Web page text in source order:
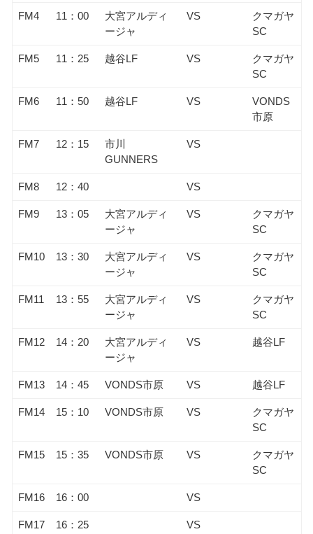
FM4 11：00
大宮アルディ
ージャ
VS
クマガヤ
SC
FM5 11：25 越谷LF VS
クマガヤ
SC
FM6 11：50 越谷LF VS
VONDS
市原
FM7 12：15
市川
GUNNERS
VS
FM8 12：40 VS
FM9 13：05
大宮アルディ
ージャ
VS
クマガヤ
SC
FM10 13：30
大宮アルディ
ージャ
VS
クマガヤ
SC
FM11 13：55
大宮アルディ
ージャ
VS
クマガヤ
SC
FM12 14：20
大宮アルディ
ージャ
VS 越谷LF
FM13 14：45 VONDS市原 VS 越谷LF
FM14 15：10 VONDS市原 VS
クマガヤ
SC
FM15 15：35 VONDS市原 VS
クマガヤ
SC
FM16 16：00 VS
FM17 16：25 VS